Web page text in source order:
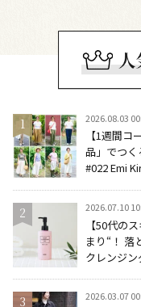
2026.08.03
【1週間
品」でつ
#022 Emi
2026.07.10
【50代の
まり“！ 落
クレンジン
2026.03.07